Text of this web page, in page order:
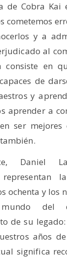
de Cobra Kai
cometemos
y a
al
consiste en
de
y
aprender a
ser
Daniel
ochenta y los
del
de su
años
significa